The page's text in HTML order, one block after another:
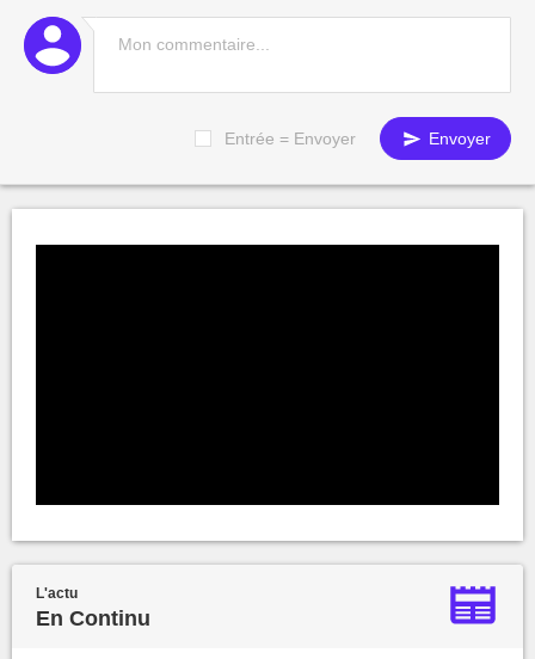
Entrée = Envoyer Envoyer
L'actu
En Continu